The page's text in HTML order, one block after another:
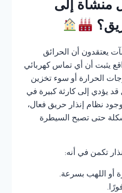
منشأة إلى
يعتقدون أن الحرائق
يثبت أن أي تماس كهربائي
الحرارة أو سوء تخزين
قد يؤدي إلى كارثة كبيرة في
نظام إنذار حريق فعال،
حتى تصبح السيطرة
تكمن في أنه:
أو اللهب بسرعة.